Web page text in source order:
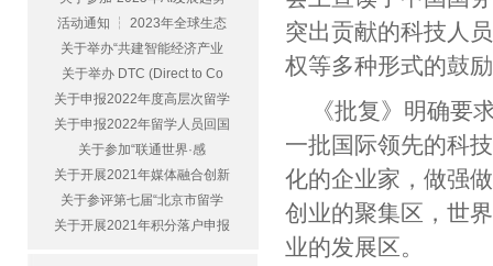
活动通知 ┆ 2023年全球生态
关于举办“共建智能经济产业
关于举办 DTC (Direct to Co
关于申报2022年度高层次留学
关于申报2022年留学人员回国
关于参加“联通世界·感
关于开展2021年媒体融合创新
关于参评第七届“北京市留学
关于开展2021年积分落户申报
突出贡献的科技人
权等多种形式的鼓
《批复》明确要
一批国际领先的科
化的企业家，做强
创业的聚集区，世
业的发展区。